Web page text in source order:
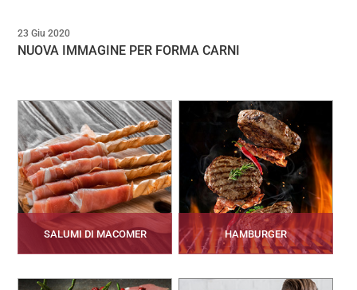
NUOVA IMMAGINE PER FORMA CARNI
23 Giu 2020
SALUMI DI MACOMER HAMBURGER